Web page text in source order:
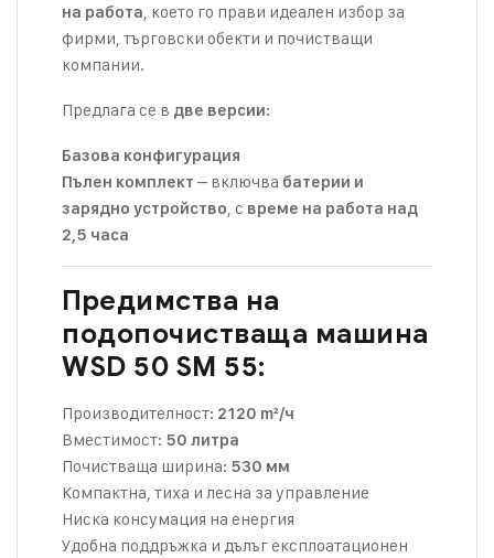
на работа, което го прави идеален избор за
фирми, търговски обекти и почистващи
компании.
Предлага се в две версии:
Базова конфигурация
Пълен комплект – включва батерии и
зарядно устройство, с време на работа над
2,5 часа
Предимства на
подопочистваща машина
WSD 50 SM 55:
Производителност: 2120 m²/ч
Вместимост: 50 литра
Почистваща ширина: 530 мм
Компактна, тиха и лесна за управление
Ниска консумация на енергия
Удобна поддръжка и дълъг експлоатационен